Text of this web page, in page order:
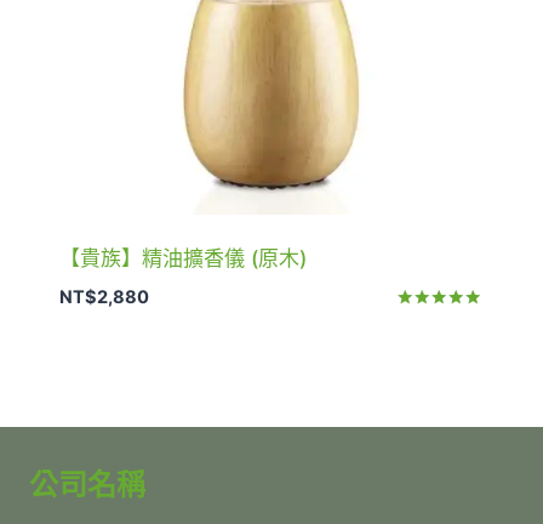
【貴族】精油擴香儀 (原木)
NT$2,880
公司名稱